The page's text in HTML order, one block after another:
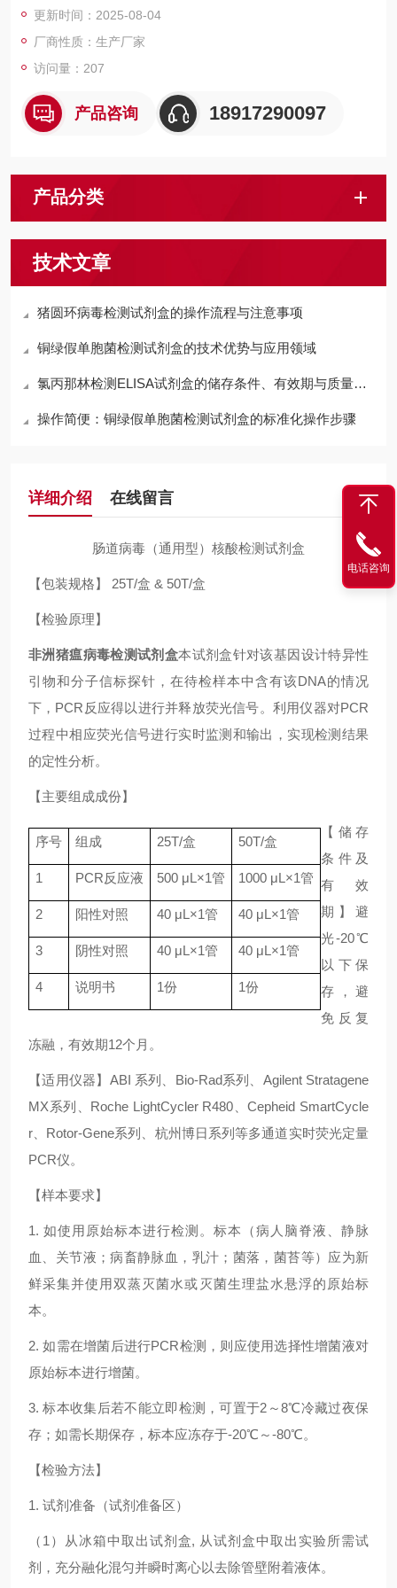
更新时间：2025-08-04
厂商性质：生产厂家
访问量：207
产品咨询 18917290097
产品分类
技术文章
猪圆环病毒检测试剂盒的操作流程与注意事项
铜绿假单胞菌检测试剂盒的技术优势与应用领域
氯丙那林检测ELISA试剂盒的储存条件、有效期与质量控制要点
操作简便：铜绿假单胞菌检测试剂盒的标准化操作步骤
详细介绍 在线留言
肠道病毒（通用型）核酸检测试剂盒
【包装规格】 25T/盒 & 50T/盒
【检验原理】
非洲猪瘟病毒检测试剂盒本试剂盒针对该基因设计特异性
引物和分子信标探针，在待检样本中含有该DNA的情况
下，PCR反应得以进行并释放荧光信号。利用仪器对PCR
过程中相应荧光信号进行实时监测和输出，实现检测结果
的定性分析。
【主要组成成份】
序号 组成 25T/盒 50T/盒
1 PCR反应液 500 μL×1管 1000 μL×1管
2 阳性对照 40 μL×1管 40 μL×1管
3 阴性对照 40 μL×1管 40 μL×1管
4 说明书 1份 1份
【储存
条件及
有效
期】避
光-20℃
以下保
存，避
免反复
冻融，有效期12个月。
【适用仪器】ABI 系列、Bio-Rad系列、Agilent Stratagene
MX系列、Roche LightCycler R480、Cepheid SmartCycle
r、Rotor-Gene系列、杭州博日系列等多通道实时荧光定量
PCR仪。
【样本要求】
1. 如使用原始标本进行检测。标本（病人脑脊液、静脉
血、关节液；病畜静脉血，乳汁；菌落，菌苔等）应为新
鲜采集并使用双蒸灭菌水或灭菌生理盐水悬浮的原始标
本。
2. 如需在增菌后进行PCR检测，则应使用选择性增菌液对
原始标本进行增菌。
3. 标本收集后若不能立即检测，可置于2～8℃冷藏过夜保
存；如需长期保存，标本应冻存于-20℃～-80℃。
【检验方法】
1. 试剂准备（试剂准备区）
（1）从冰箱中取出试剂盒, 从试剂盒中取出实验所需试
剂，充分融化混匀并瞬时离心以去除管壁附着液体。
电话咨询